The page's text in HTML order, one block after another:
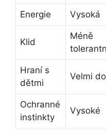
Energie Vysoká
Klid
Méně
Hraní s
dětmi
Velmi
Ochranné
instinkty
Vysoké